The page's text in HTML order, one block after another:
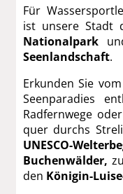
Für
ist unsere Stadt
Nationalpark
Seenlandschaft.
Erkunden Sie
Seenparadies
Radfernwege
quer durchs
UNESCO-
Buchenwälder,
den Königin-